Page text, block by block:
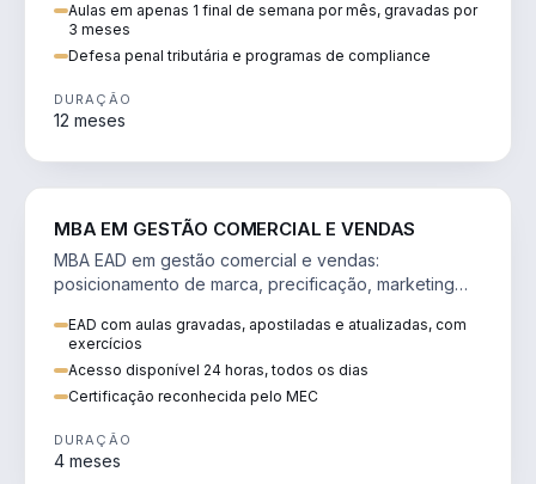
Aulas em apenas 1 final de semana por mês, gravadas por
3 meses
Defesa penal tributária e programas de compliance
DURAÇÃO
12 meses
MBA EM GESTÃO COMERCIAL E VENDAS
MBA EAD em gestão comercial e vendas:
posicionamento de marca, precificação, marketing
EAD com aulas gravadas, apostiladas e atualizadas, com
exercícios
Acesso disponível 24 horas, todos os dias
Certificação reconhecida pelo MEC
DURAÇÃO
4 meses